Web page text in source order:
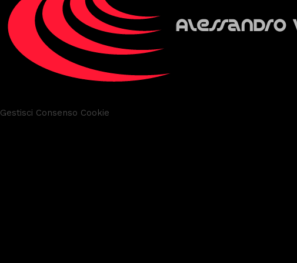
Gestisci Consenso Cookie